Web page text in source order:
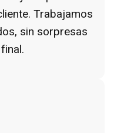
Trabajamos
sin sorpresas